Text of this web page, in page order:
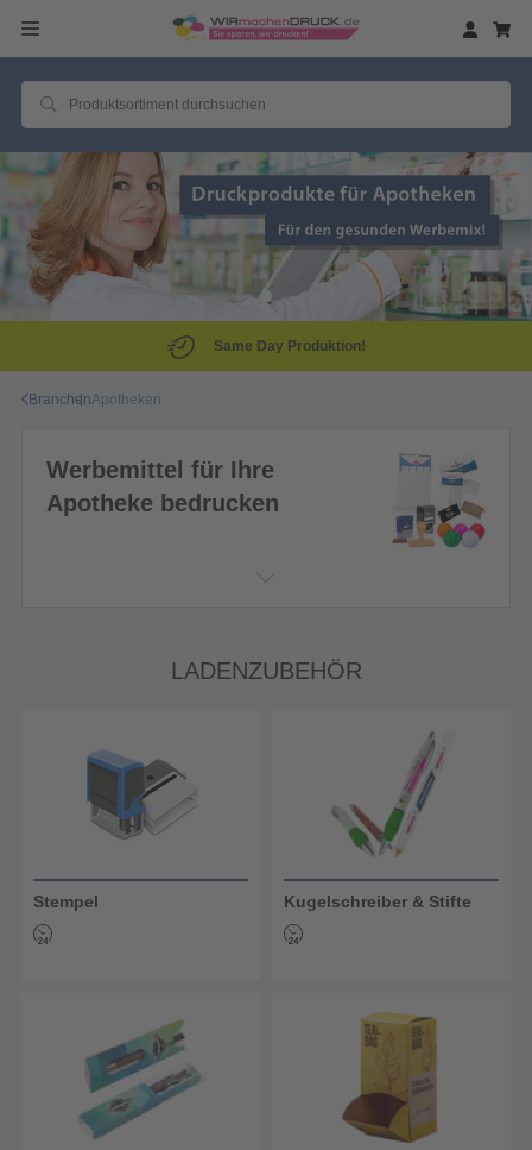
Same Day Produktion!
BranchenApotheken
Werbemittel für Ihre
Apotheke bedrucken
LADENZUBEHÖR
Stempel Kugelschreiber & Stifte